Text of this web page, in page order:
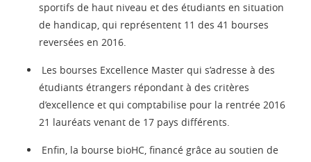
sportifs de haut niveau et des étudiants en situation
de handicap, qui représentent 11 des 41 bourses
reversées en 2016.
Les bourses Excellence Master qui s’adresse à des
étudiants étrangers répondant à des critères
d’excellence et qui comptabilise pour la rentrée 2016
21 lauréats venant de 17 pays différents.
Enfin, la bourse bioHC, financé grâce au soutien de